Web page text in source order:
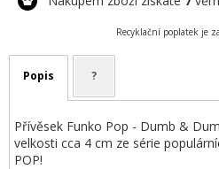
Recyklační poplatek je
Popis ?
Přívěsek Funko Pop - Dumb &
velkosti cca 4 cm ze série
POP!